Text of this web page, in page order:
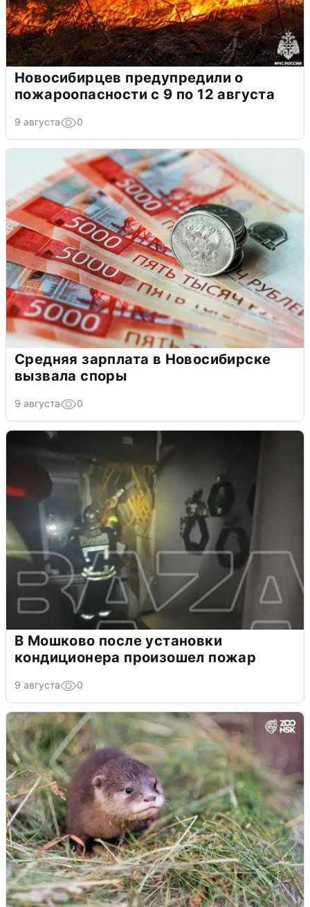
Новосибирцев предупредили о
пожароопасности с 9 по 12 августа
9 августа 0
Средняя зарплата в Новосибирске
вызвала споры
9 августа 0
В Мошково после установки
кондиционера произошел пожар
9 августа 0